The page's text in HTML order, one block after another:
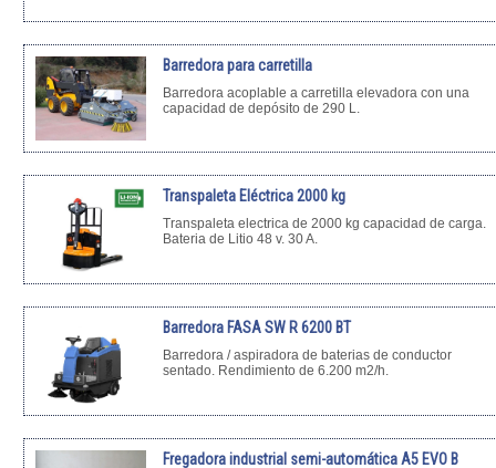
Barredora para carretilla
Barredora acoplable a carretilla elevadora con una
capacidad de depósito de 290 L.
Transpaleta Eléctrica 2000 kg
Transpaleta electrica de 2000 kg capacidad de carga.
Bateria de Litio 48 v. 30 A.
Barredora FASA SW R 6200 BT
Barredora / aspiradora de baterias de conductor
sentado. Rendimiento de 6.200 m2/h.
Fregadora industrial semi-automática A5 EVO B